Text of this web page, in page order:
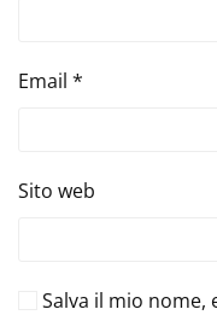
Email *
Sito web
Salva il mio nome,